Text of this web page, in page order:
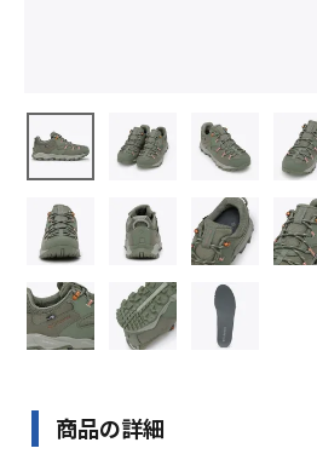
商品の詳細